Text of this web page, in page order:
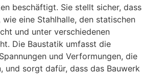
beschäftigt. Sie stellt sicher, dass
eine Stahlhalle, den statischen
und unter verschiedenen
Die Baustatik umfasst die
und Verformungen, die
und sorgt dafür, dass das Bauwerk